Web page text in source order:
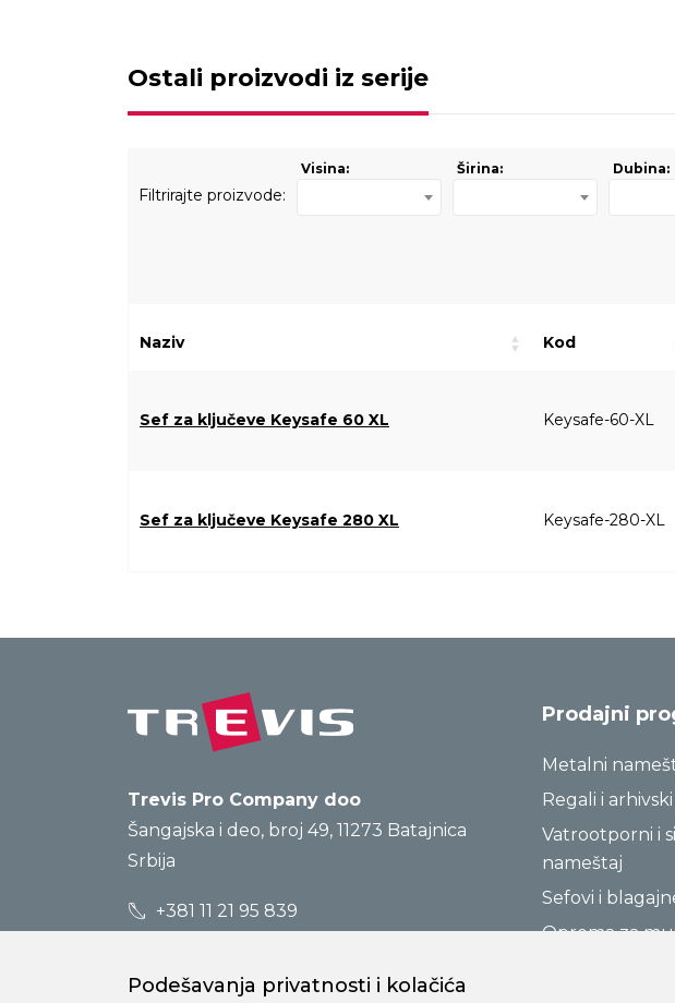
Ostali proizvodi iz serije
Filtrirajte proizvode:
Visina: Širina: Dubina:
Naziv Kod
Sef za ključeve Keysafe 60 XL Keysafe-60-XL
Sef za ključeve Keysafe 280 XL Keysafe-280-XL
Trevis Pro Company doo
Šangajska i deo, broj 49, 11273 Batajnica
Srbija
+381 11 21 95 839
Prodajni
Metalni
Regali i
Vatrootporni i
nameštaj
Sefovi i
Oprema za
Podešavanja privatnosti i kolačića